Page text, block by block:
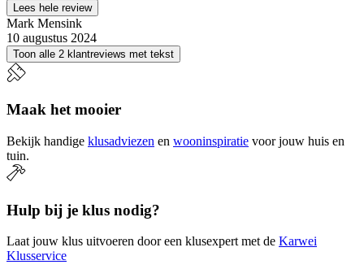
Lees hele review
Mark Mensink
10 augustus 2024
Toon alle 2 klantreviews met tekst
Maak het mooier
Bekijk handige klusadviezen en wooninspiratie voor jouw huis en
tuin.
Hulp bij je klus nodig?
Laat jouw klus uitvoeren door een klusexpert met de Karwei
Klusservice